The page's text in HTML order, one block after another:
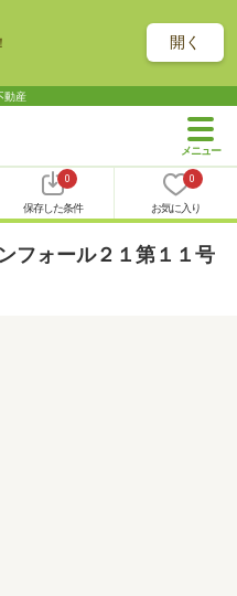
開く
動産
0
保存した条件
0
お気に入り
フォール２１第１１号